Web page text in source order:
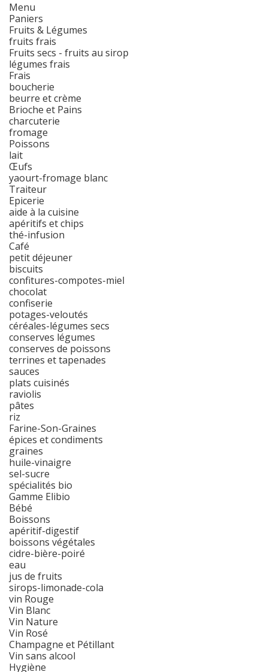
Menu
Paniers
Fruits & Légumes
fruits frais
Fruits secs - fruits au sirop
légumes frais
Frais
boucherie
beurre et crème
Brioche et Pains
charcuterie
fromage
Poissons
lait
Œufs
yaourt-fromage blanc
Traiteur
Epicerie
aide à la cuisine
apéritifs et chips
thé-infusion
Café
petit déjeuner
biscuits
confitures-compotes-miel
chocolat
confiserie
potages-veloutés
céréales-légumes secs
conserves légumes
conserves de poissons
terrines et tapenades
sauces
plats cuisinés
raviolis
pâtes
riz
Farine-Son-Graines
épices et condiments
graines
huile-vinaigre
sel-sucre
spécialités bio
Gamme Elibio
Bébé
Boissons
apéritif-digestif
boissons végétales
cidre-bière-poiré
eau
jus de fruits
sirops-limonade-cola
vin Rouge
Vin Blanc
Vin Nature
Vin Rosé
Champagne et Pétillant
Vin sans alcool
Hygiène